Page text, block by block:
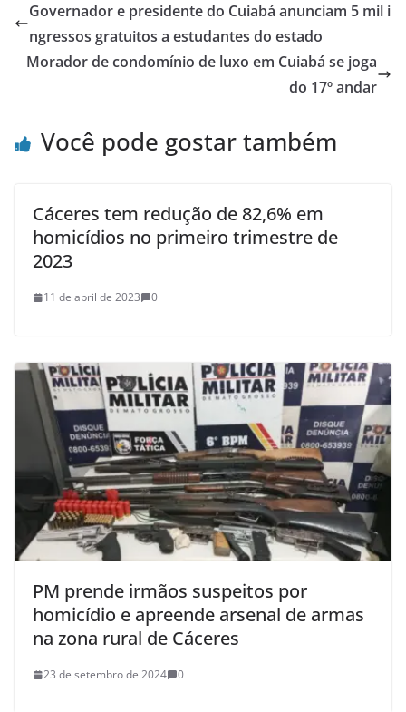
Governador e presidente do Cuiabá anunciam 5 mil i
ngressos gratuitos a estudantes do estado
Morador de condomínio de luxo em Cuiabá se joga
do 17º andar
Você pode gostar também
Cáceres tem redução de 82,6% em
homicídios no primeiro trimestre de
2023
11 de abril de 2023 0
PM prende irmãos suspeitos por
homicídio e apreende arsenal de armas
na zona rural de Cáceres
23 de setembro de 2024 0